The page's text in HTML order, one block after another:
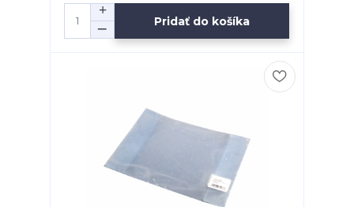
Pridať do košíka